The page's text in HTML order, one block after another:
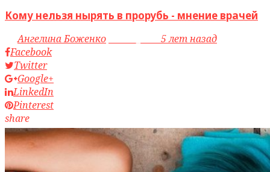
Кому нельзя нырять в прорубь - мнение врачей
byАнгелина Боженко
5 лет назад
Facebook
Twitter
Google+
LinkedIn
Pinterest
share